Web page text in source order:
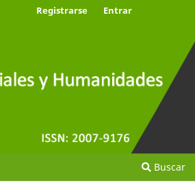
Buscar
Registrarse Entrar